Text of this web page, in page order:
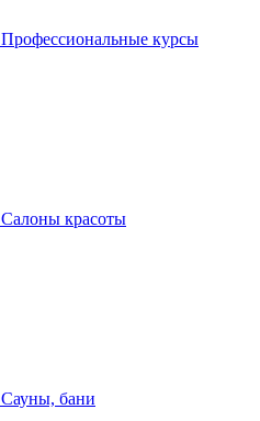
Профессиональные курсы
Салоны красоты
Сауны, бани